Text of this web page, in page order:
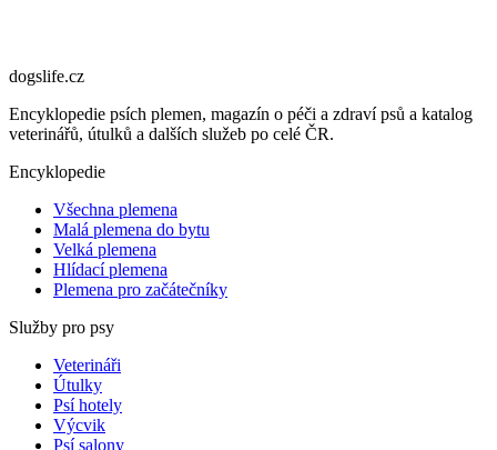
dogslife.cz
Encyklopedie psích plemen, magazín o péči a zdraví psů a katalog
veterinářů, útulků a dalších služeb po celé ČR.
Encyklopedie
Všechna plemena
Malá plemena do bytu
Velká plemena
Hlídací plemena
Plemena pro začátečníky
Služby pro psy
Veterináři
Útulky
Psí hotely
Výcvik
Psí salony